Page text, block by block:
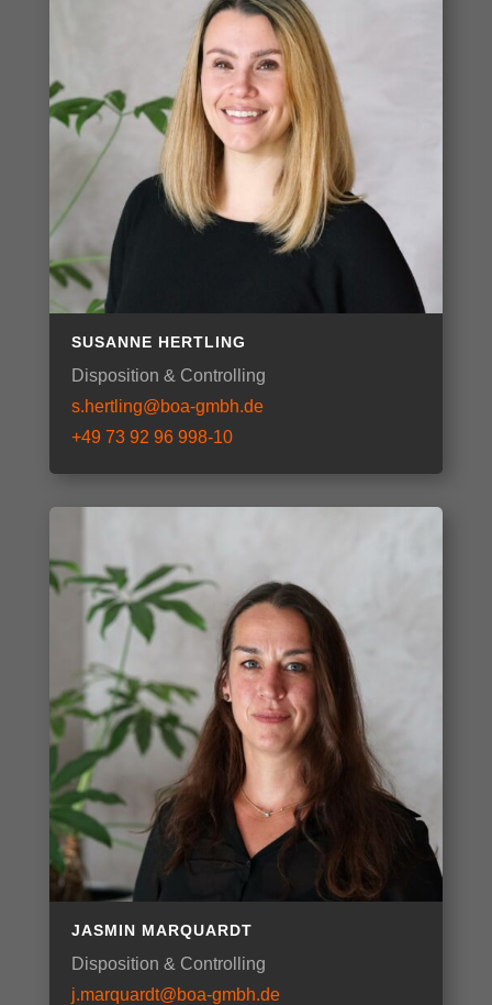
SUSANNE HERTLING
Disposition & Controlling
s.hertling@boa-gmbh.de
+49 73 92 96 998-10
JASMIN MARQUARDT
Disposition & Controlling
j.marquardt@boa-gmbh.de